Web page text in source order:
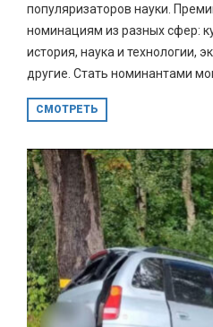
популяризаторов науки.
номинациям из разных сфер:
история, наука и технологии,
другие. Стать номинантами
СМОТРЕТЬ